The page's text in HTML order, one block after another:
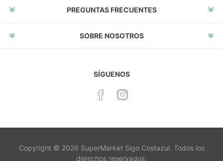
PREGUNTAS FRECUENTES
SOBRE NOSOTROS
SÍGUENOS
Copyright © 2026 SuperMarket Sigo Costazul. Todos los
derechos reservados.